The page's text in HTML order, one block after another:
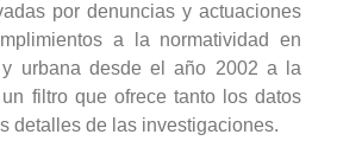
por denuncias y actuaciones
a la normatividad en
y urbana desde el año 2002 a la
filtro que ofrece tanto los datos
detalles de las investigaciones.